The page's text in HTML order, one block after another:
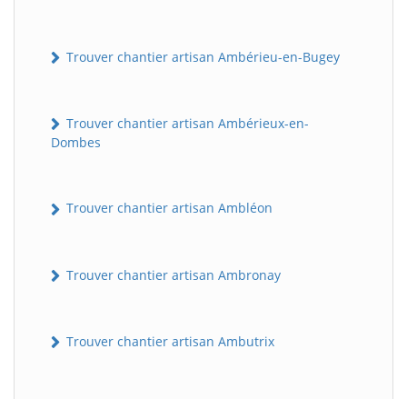
Trouver chantier artisan Ambérieu-en-Bugey
Trouver chantier artisan Ambérieux-en-
Dombes
Trouver chantier artisan Ambléon
Trouver chantier artisan Ambronay
Trouver chantier artisan Ambutrix